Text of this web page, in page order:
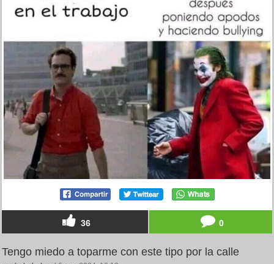
36 0
Tengo miedo a toparme con este tipo por la calle